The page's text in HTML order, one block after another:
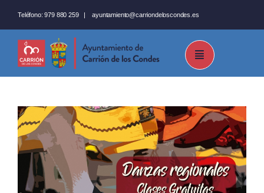
al
contenido
Teléfono: 979 880 259 |ayuntamiento@carriondeloscondes.es